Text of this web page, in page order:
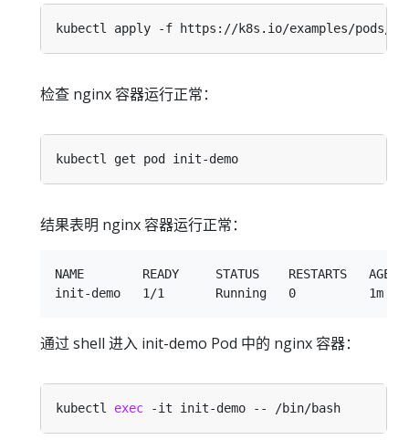
检查 nginx 容器运行正常：
结果表明 nginx 容器运行正常：
NAME        READY     STATUS    RESTARTS   AGE
通过 shell 进入 init-demo Pod 中的 nginx 容器：
kubectl exec